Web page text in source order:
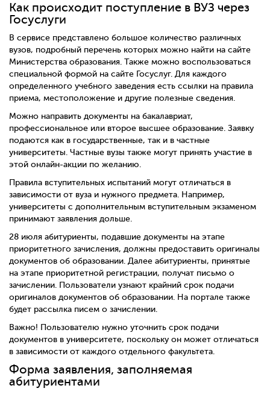
Как происходит поступление в ВУЗ через
Госуслуги
В сервисе представлено большое количество различных
вузов, подробный перечень которых можно найти на сайте
Министерства образования. Также можно воспользоваться
специальной формой на сайте Госуслуг. Для каждого
определенного учебного заведения есть ссылки на правила
приема, местоположение и другие полезные сведения.
Можно направить документы на бакалавриат,
профессиональное или второе высшее образование. Заявку
подаются как в государственные, так и в частные
университеты. Частные вузы также могут принять участие в
этой онлайн-акции по желанию.
Правила вступительных испытаний могут отличаться в
зависимости от вуза и нужного предмета. Например,
университеты с дополнительным вступительным экзаменом
принимают заявления дольше.
28 июля абитуриенты, подавшие документы на этапе
приоритетного зачисления, должны предоставить оригиналы
документов об образовании. Далее абитуриенты, принятые
на этапе приоритетной регистрации, получат письмо о
зачислении. Пользователи узнают крайний срок подачи
оригиналов документов об образовании. На портале также
будет рассылка писем о зачислении.
Важно! Пользователю нужно уточнить срок подачи
документов в университете, поскольку он может отличаться
в зависимости от каждого отдельного факультета.
Форма заявления, заполняемая
абитуриентами